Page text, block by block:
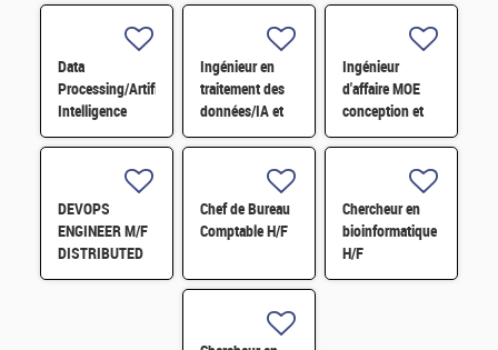
Data
Processing/Artificial
Intelligence
Engineer and
Particle Physics
H/F
Ingénieur en
traitement des
données/IA et
application en
Ingénieur
d'affaire MOE
conception et
réalisation
nucléaire H/F
DEVOPS
ENGINEER M/F
DISTRIBUTED
STO-
Chef de Bureau
Comptable H/F
Chercheur en
bioinformatique
H/F